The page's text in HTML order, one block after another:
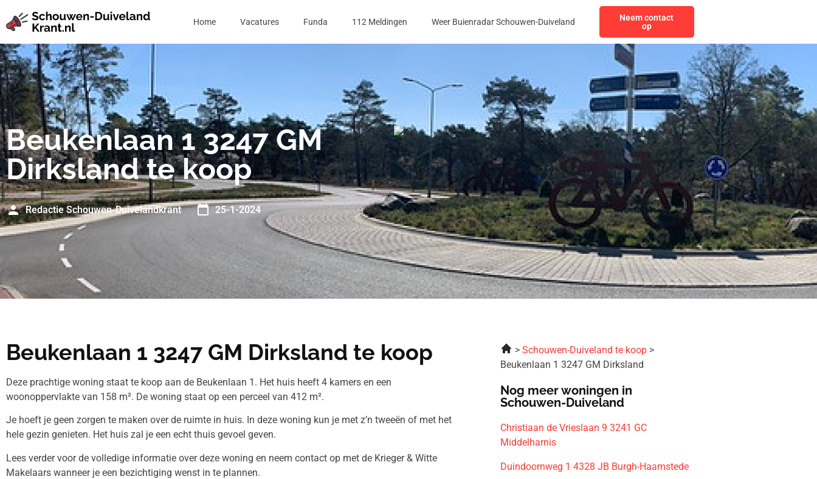
Home Vacatures Funda 112 Meldingen Weer Buienradar Schouwen-Duiveland
Neem contact
op
Beukenlaan 1 3247 GM
Dirksland te koop
Redactie Schouwen-Duivelandkrant 25-1-2024
Beukenlaan 1 3247 GM Dirksland te koop
Deze prachtige woning staat te koop aan de Beukenlaan 1. Het huis heeft 4 kamers en een
woonoppervlakte van 158 m². De woning staat op een perceel van 412 m².
Je hoeft je geen zorgen te maken over de ruimte in huis. In deze woning kun je met z’n tweeën of met het
hele gezin genieten. Het huis zal je een echt thuis gevoel geven.
Lees verder voor de volledige informatie over deze woning en neem contact op met de Krieger & Witte
Makelaars wanneer je een bezichtiging wenst in te plannen.
Schouwen-Duiveland te koop
Beukenlaan 1 3247 GM Dirksland
Nog meer woningen in
Schouwen-Duiveland
Christiaan de Vrieslaan 9 3241 GC
Middelharnis
Duindoornweg 1 4328 JB Burgh-Haamstede